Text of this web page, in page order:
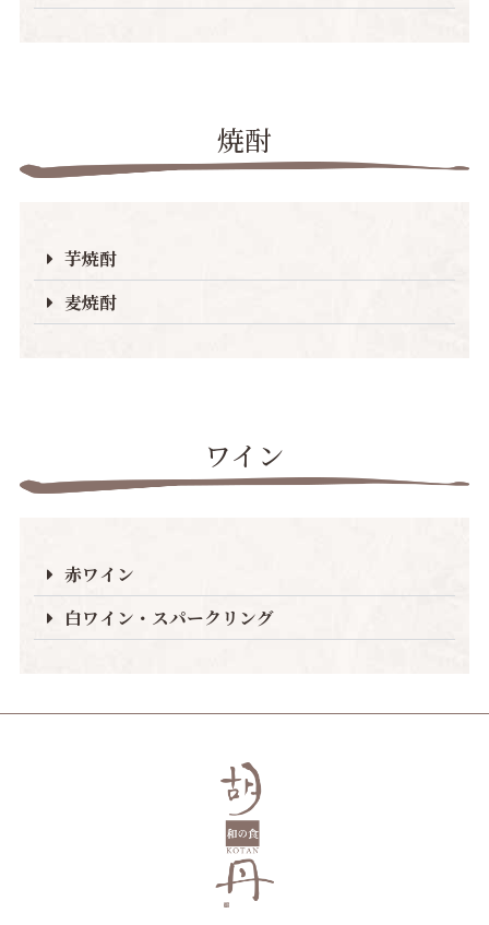
焼酎
芋焼酎
麦焼酎
ワイン
赤ワイン
白ワイン・スパークリング